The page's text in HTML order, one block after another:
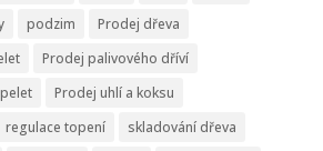
podzim
Prodej dřeva
Prodej palivového dříví
Prodej uhlí a koksu
regulace topení
skladování dřeva